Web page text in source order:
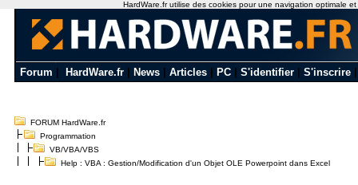
Forum HardWare.fr News Articles PC S'identifier S'inscrire
FORUM HardWare.fr
Programmation
VB/VBA/VBS
Help : VBA : Gestion/Modification d'un Objet OLE Powerpoint dans Excel
HardWare.fr utilise des cookies pour une navigation optimale